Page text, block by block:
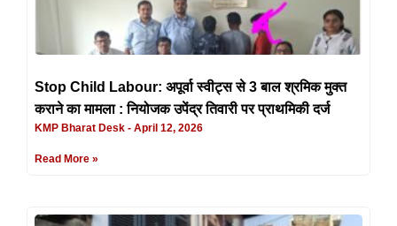
Stop Child Labour: अपूर्वा स्वीट्स से 3 बाल श्रमिक मुक्त
कराने का मामला : नियोजक उपेंद्र तिवारी पर प्राथमिकी दर्ज
KMP Bharat Desk April 12, 2026
Read More »